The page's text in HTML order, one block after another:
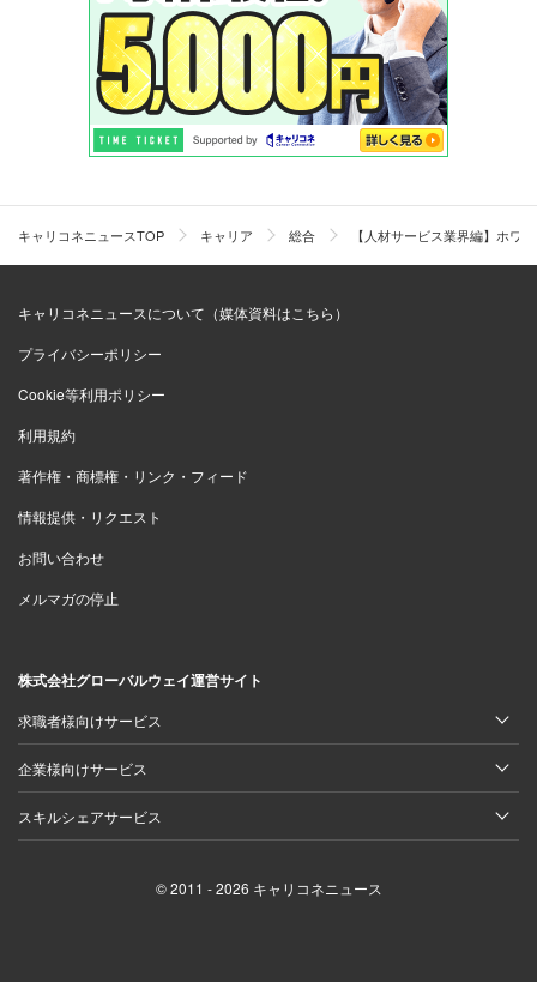
キャリコネニュースTOP キャリア 総合 【人材サービス業界編】ホ
キャリコネニュースについて（媒体資料はこちら）
プライバシーポリシー
Cookie等利用ポリシー
利用規約
著作権・商標権・リンク・フィード
情報提供・リクエスト
お問い合わせ
メルマガの停止
株式会社グローバルウェイ運営サイト
求職者様向けサービス
企業様向けサービス
スキルシェアサービス
© 2011 - 2026 キャリコネニュース